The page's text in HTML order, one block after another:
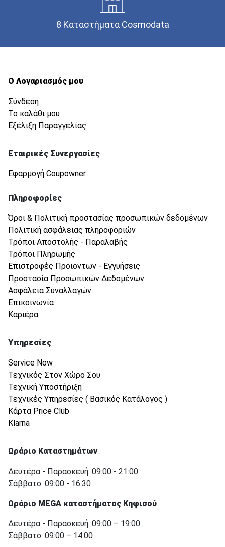
8 Καταστήματα Cosmodata
Ο Λογαριασμός μου
Σύνδεση
Το καλάθι μου
Εξέλιξη Παραγγελίας
Εταιρικές Συνεργασίες
Εφαρμογή Coupowner
Πληροφορίες
Όροι & Πολιτική προστασίας προσωπικών δεδομένων
Πολιτική ασφάλειας πληροφοριών
Τρόποι Αποστολής - Παραλαβής
Τρόποι Πληρωμής
Επιστροφές Προιοντων - Εγγυήσεις
Προστασία Προσωπικών Δεδομένων
Ασφάλεια Συναλλαγών
Επικοινωνία
Καριέρα
Υπηρεσίες
Service Now
Τεχνικός Στον Χώρο Σου
Τεχνική Υποστήριξη
Τεχνικές Υπηρεσίες ( Βασικός Κατάλογος )
Κάρτα Price Club
Klarna
Ωράριο Καταστημάτων
Δευτέρα - Παρασκευή: 09:00 - 21:00
Σάββατο: 09:00 - 16:30
Ωράριο MEGA καταστήματος Κηφισού
Δευτέρα - Παρασκευή: 09:00 – 19:00
Σάββατο: 09:00 – 14:00